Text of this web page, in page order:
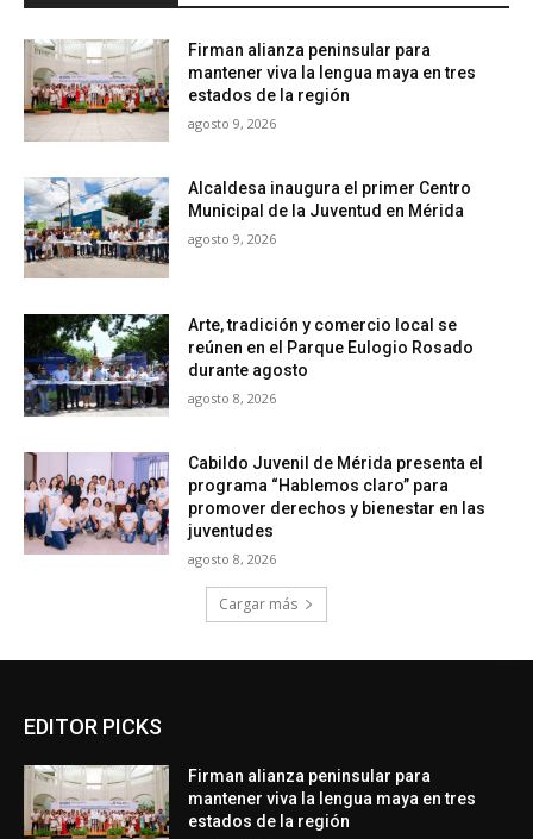
Firman alianza peninsular para
mantener viva la lengua maya en tres
estados de la región
agosto 9, 2026
Alcaldesa inaugura el primer Centro
Municipal de la Juventud en Mérida
agosto 9, 2026
Arte, tradición y comercio local se
reúnen en el Parque Eulogio Rosado
durante agosto
agosto 8, 2026
Cabildo Juvenil de Mérida presenta el
programa “Hablemos claro” para
promover derechos y bienestar en las
juventudes
agosto 8, 2026
Cargar más
EDITOR PICKS
Firman alianza peninsular para
mantener viva la lengua maya en tres
estados de la región